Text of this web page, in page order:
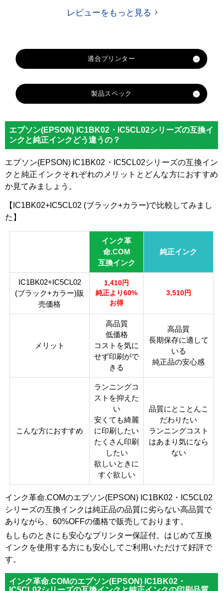
レビューをもっと見る
適合プリンター
PM-760C
PM-760CB
PM-760CS
PM-760CT
PM-770C
PM-770CB
PM-770CG
PM-770CS
製品スペック
メーカー
エプソン
対応
IC5CL02 IC1BK02
カテゴリ IC1BK02・IC5CL02シリーズ
カラー
染料
ICチップ なし
互換インク
エプソン(EPSON) IC1BK02・IC5CL02シリーズの互換イ
ンクと純正インクどう違うの？
エプソン(EPSON) IC1BK02・IC5CL02シリーズの互換イン
クと純正インクそれぞれのメリットとどんな方におすすめ
か見てみましょう。
【IC1BK02+IC5CL02 (ブラック+カラー)で比較してみまし
た】
インク革
命.COM
互換インク
純正インク
IC1BK02+IC5CL02
(ブラック+カラー)販
売価格
1,410円
純正より60%
お得
3,510円
メリット
高品質
低価格
コストを気に
せず印刷がで
きる
高品質
長期保存に適して
いる
純正品の安心感
こんな方におすすめ
ランニングコ
ストを抑えた
い
安くても綺麗
に印刷したい
たくさん印刷
したい
欲しいときに
すぐ欲しい
品質にとことんこ
だわりたい
ランニングコスト
はあまり気になら
ない
インク革命.COMのエプソン(EPSON) IC1BK02・IC5CL02
シリーズの互換インクは純正品の品質に劣らない高品質で
ありながら、60%OFFの価格で販売しております。
もしものときにも安心なプリンター保証付。はじめて互換
インクを使用する方にも安心してご利用いただけて好評で
す。
インク革命.COMのエプソン(EPSON) IC1BK02・